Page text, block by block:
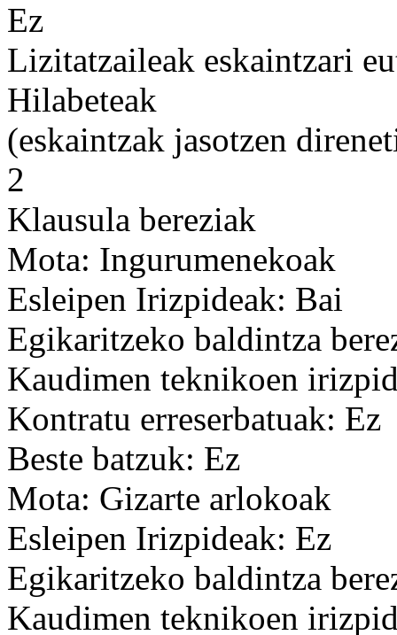
Ez
Lizitatzaileak eskaintzari
Hilabeteak
(eskaintzak jasotzen
2
Klausula bereziak
Mota: Ingurumenekoak
Esleipen Irizpideak: Bai
Egikaritzeko baldintza
Kaudimen teknikoen
Kontratu erreserbatuak: Ez
Beste batzuk: Ez
Mota: Gizarte arlokoak
Esleipen Irizpideak: Ez
Egikaritzeko baldintza
Kaudimen teknikoen